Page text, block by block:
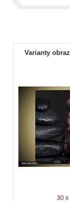
Varianty
30 x